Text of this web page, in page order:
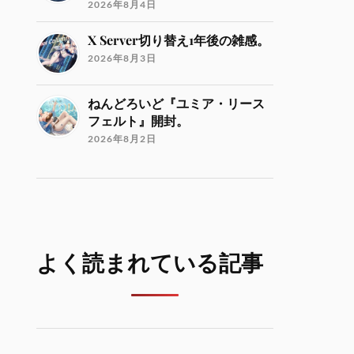
2026年8月4日
X Server切り替え1年後の雑感。
2026年8月3日
ねんどろいど『ユミア・リース
フェルト』開封。
2026年8月2日
よく読まれている記事